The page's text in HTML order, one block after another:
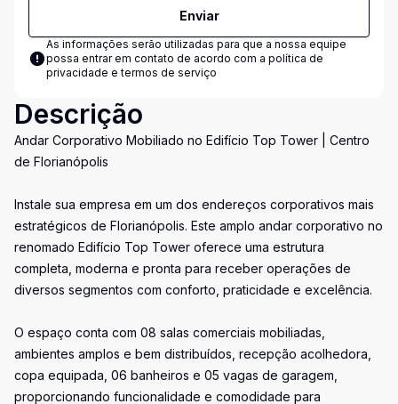
Enviar
As informações serão utilizadas para que a nossa equipe
possa entrar em contato de acordo com a política de
privacidade e termos de serviço
Descrição
Andar Corporativo Mobiliado no Edifício Top Tower | Centro
de Florianópolis
Instale sua empresa em um dos endereços corporativos mais
estratégicos de Florianópolis. Este amplo andar corporativo no
renomado Edifício Top Tower oferece uma estrutura
completa, moderna e pronta para receber operações de
diversos segmentos com conforto, praticidade e excelência.
O espaço conta com 08 salas comerciais mobiliadas,
ambientes amplos e bem distribuídos, recepção acolhedora,
copa equipada, 06 banheiros e 05 vagas de garagem,
proporcionando funcionalidade e comodidade para